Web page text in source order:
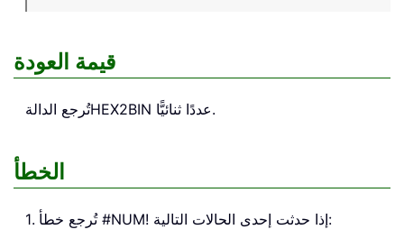
قيمة العودة
تُرجع الدالةHEX2BIN عددًا ثنائيًّا.
الخطأ
1. تُرجع خطأ #NUM! إذا حدثت إحدى الحالات التالية: